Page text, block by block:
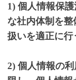
1) 個人情報保
な社内体制を整
扱いを適正に行
2) 個人情報の